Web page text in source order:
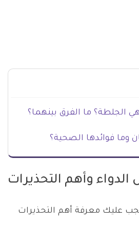
الجلطة؟ ما الفرق بينهما؟
وما فوائدها الصحية؟
وأهم التحذيرات
عليك معرفة أهم التحذيرات